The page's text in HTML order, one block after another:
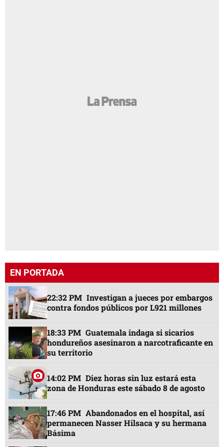
EN PORTADA
22:32 PM Investigan a jueces por embargos
contra fondos públicos por L921 millones
18:33 PM Guatemala indaga si sicarios
hondureños asesinaron a narcotraficante en
su territorio
14:02 PM Diez horas sin luz estará esta
zona de Honduras este sábado 8 de agosto
17:46 PM Abandonados en el hospital, así
permanecen Nasser Hilsaca y su hermana
Básima